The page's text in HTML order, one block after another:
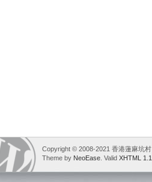
Copyright © 2008-2021 香港蓮麻坑村
Theme by NeoEase . Valid XHTML 1.1